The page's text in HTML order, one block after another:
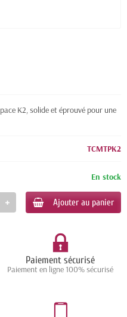
K2, solide et éprouvé pour une
TCMTPK2
En stock
Ajouter au panier
Paiement sécurisé
Paiement en ligne 100% sécurisé